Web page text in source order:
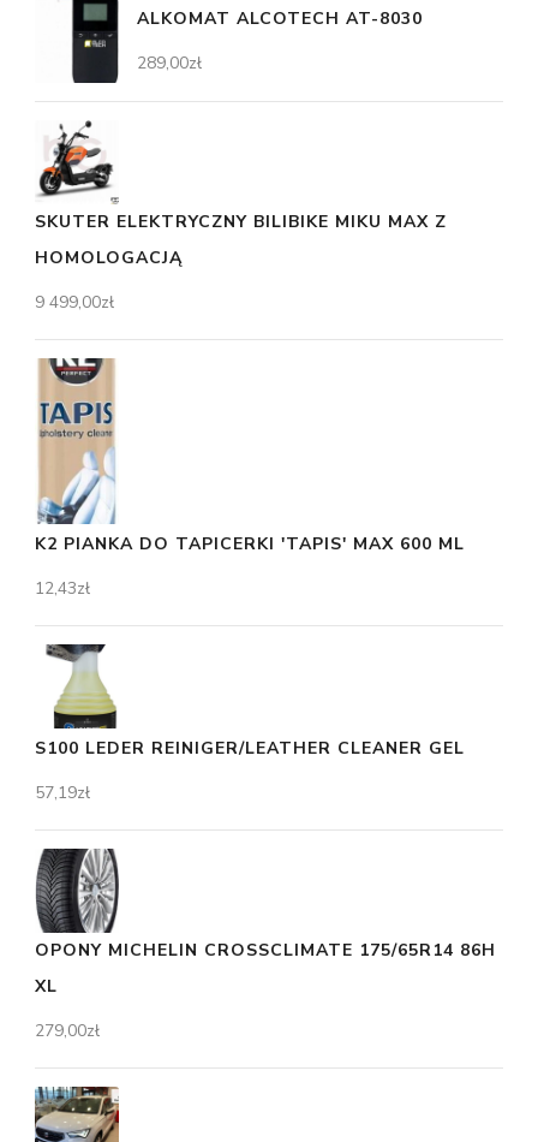
ALKOMAT ALCOTECH AT-8030
289,00zł
SKUTER ELEKTRYCZNY BILIBIKE MIKU MAX Z
HOMOLOGACJĄ
9 499,00zł
K2 PIANKA DO TAPICERKI 'TAPIS' MAX 600 ML
12,43zł
S100 LEDER REINIGER/LEATHER CLEANER GEL
57,19zł
OPONY MICHELIN CROSSCLIMATE 175/65R14 86H
XL
279,00zł